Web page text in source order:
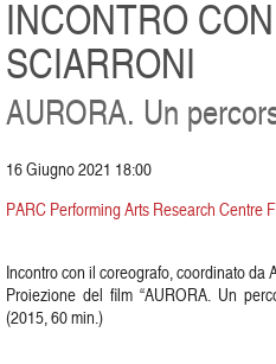
INCONTRO
SCIARRONI
AURORA. Un
16 Giugno 2021 18:00
PARC Performing Arts Research Centre
Incontro con il coreografo, coordinato da
Proiezione del film “AURORA. Un
(2015, 60 min.)